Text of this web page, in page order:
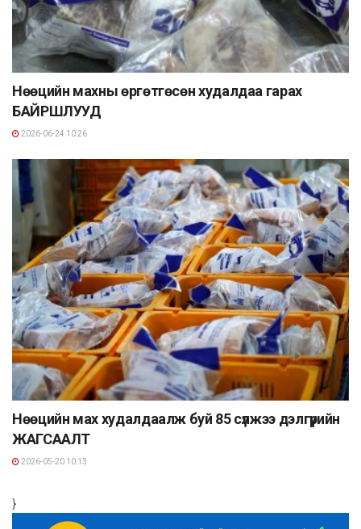
Нөөцийн махны өргөтгөсөн худалдаа гарах
БАЙРШЛУУД
2026-06-24 10:26
Нөөцийн мах худалдаалж буй 85 сүлжээ дэлгүүрийн
ЖАГСААЛТ
2026-05-20 10:13
}